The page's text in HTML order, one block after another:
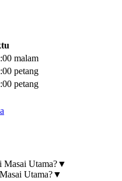
malam
petang
petang
Utama?▼
Utama?▼